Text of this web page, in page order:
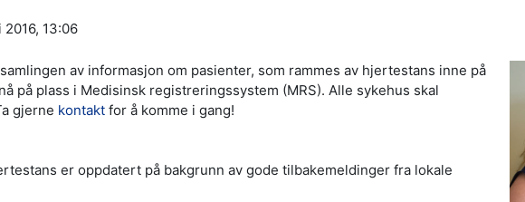
13:06
av informasjon om pasienter, som rammes av hjertestans inne på
på plass i Medisinsk registreringssystem (MRS). Alle sykehus skal
gjerne kontakt for å komme i gang!
er oppdatert på bakgrunn av gode tilbakemeldinger fra lokale